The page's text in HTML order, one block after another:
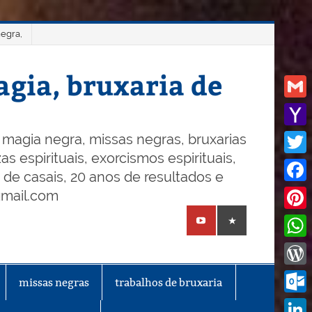
bruxaria de
negra, missas negras, bruxarias
espirituais, exorcismos espirituais,
casais, 20 anos de resultados e
missas negras trabalhos de bruxaria
Gmail
Mail